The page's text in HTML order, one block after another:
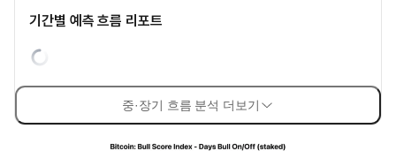
기간별 예측 흐름 리포트
중·장기 흐름 분석 더보기